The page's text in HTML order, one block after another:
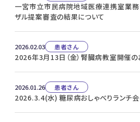
一宮市立市民病院地域医療連携室業
ザル提案審査の結果について
2026.02.03 患者さん
2026年3月13日（金）腎臓病教室開催の
2026.01.26 患者さん
2026.3.4(水) 糖尿病おしゃべりランチ